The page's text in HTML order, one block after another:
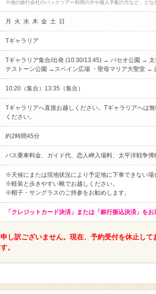
※他の旅行会社のパックツアー利用の方や個人手配の方など、どな
月 火 水 木 金 土 日
Tギャラリア
Tギャラリア集合/出発 (10:30/13:45) → パセオ公園 →
テストーン公園 →スペイン広場 ・聖母マリア大聖堂 →
10:20（集合）13:35（集合）
Tギャラリアへ直接お越しください。Tギャラリアへは
ください。
約2時間45分
バス乗車料金、ガイド代、恋人岬入場料、太平洋戦争博
※天候にまたは現地状況により予定地に下車できない場
※軽装と歩きやすい靴でお越しください。
※帽子・サングラスのご持参をお勧めします。
「クレジットカード決済」または「銀行振込決済」をお
申し訳ございません。現在、予約受付を休止して
す。